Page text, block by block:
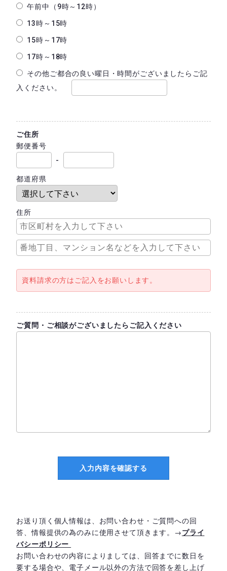
午前中（9時～12時）
13時～15時
15時～17時
17時～18時
その他ご都合の良い曜日・時間がございましたらご記
入ください。
ご住所
郵便番号
-
都道府県
住所
資料請求の方はご記入をお願いします。
ご質問・ご相談がございましたらご記入ください
お送り頂く個人情報は、お問い合わせ・ご質問への回
答、情報提供の為のみに使用させて頂きます。→プライ
バシーポリシー
お問い合わせの内容によりましては、回答までに数日を
要する場合や、電子メール以外の方法で回答を差し上げ